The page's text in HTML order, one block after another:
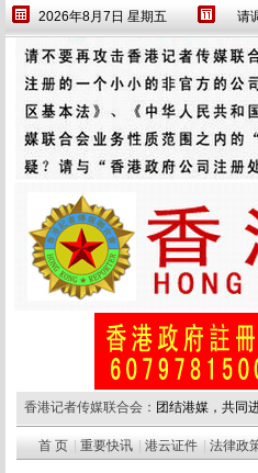
2026年8月7日 星期五 请
香港记者传媒联合会： 团结港媒，共同
首 页 重要快讯 港云证件 法律政